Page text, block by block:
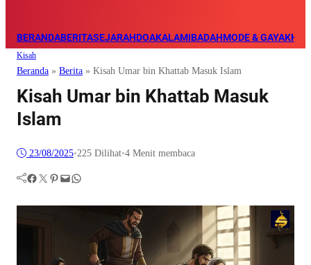
BERANDABERITASEJARAHDOAKALAMIBADAHMODE & GAYA
Kisah
Beranda » Berita » Kisah Umar bin Khattab Masuk Islam
Kisah Umar bin Khattab Masuk
Islam
23/08/2025•225 Dilihat•4 Menit membaca
Facebook Twitter Pinterest Mail WhatsApp